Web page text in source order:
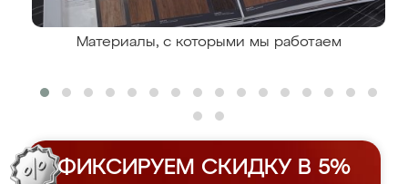
Материалы, с которыми мы работаем
ФИКСИРУЕМ СКИДКУ В 5%